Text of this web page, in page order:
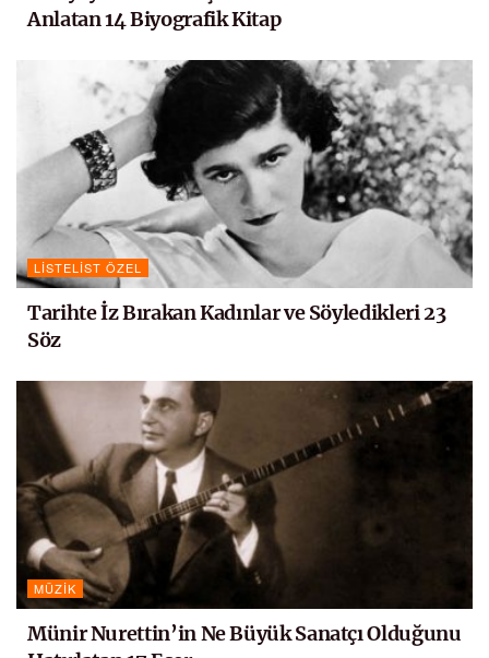
Anlatan 14 Biyografik Kitap
LISTELIST ÖZEL
Tarihte İz Bırakan Kadınlar ve Söyledikleri 23
Söz
MÜZIK
Münir Nurettin’in Ne Büyük Sanatçı Olduğunu